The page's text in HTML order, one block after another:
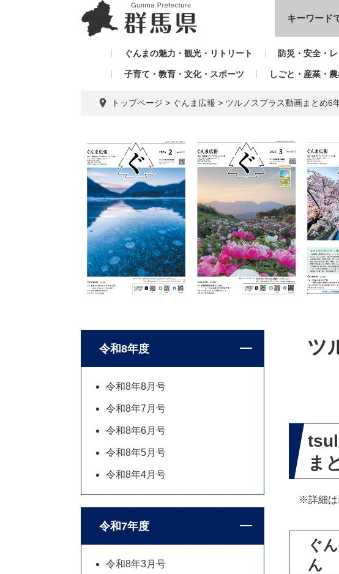
キーワード
ぐんまの魅力・観光・リトリート 防災・安全・
子育て・教育・文化・スポーツ しごと・産業・
トップページ > ぐんま広報 > ツルノスプラス動画まとめ6
ツ
ま
※詳細は
ぐ
ん
令和8年度
令和8年8月号
令和8年7月号
令和8年6月号
令和8年5月号
令和8年4月号
令和7年度
令和8年3月号